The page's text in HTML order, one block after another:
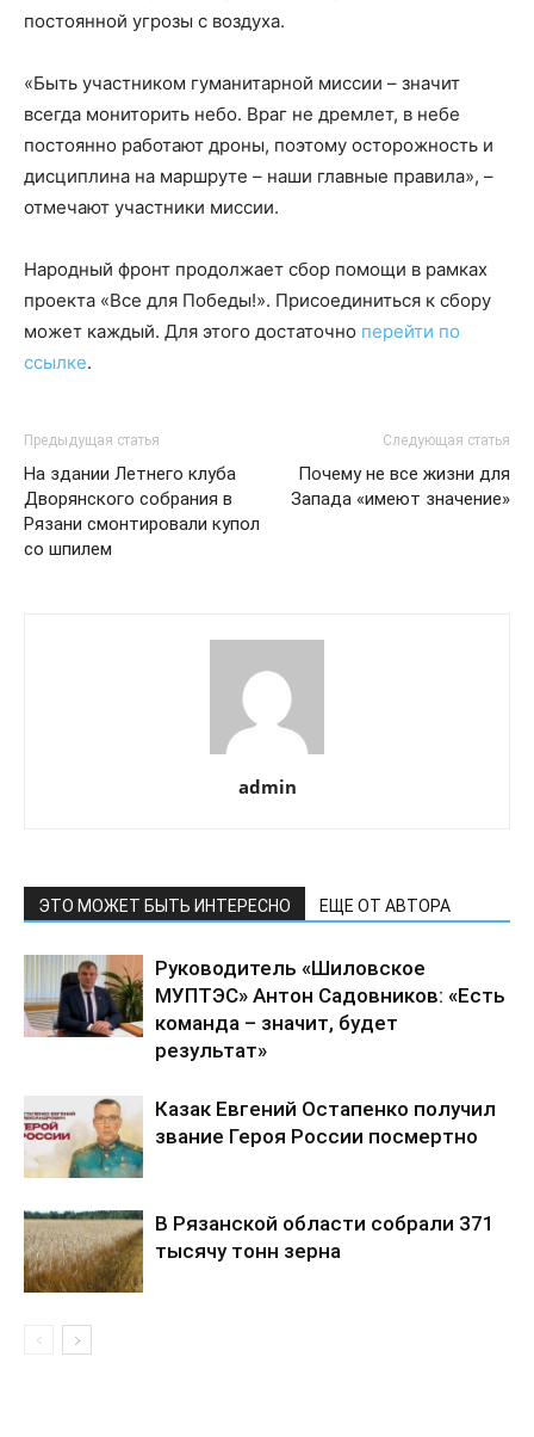
постоянной угрозы с воздуха.
«Быть участником гуманитарной миссии – значит
всегда мониторить небо. Враг не дремлет, в небе
постоянно работают дроны, поэтому осторожность и
дисциплина на маршруте – наши главные правила», –
отмечают участники миссии.
Народный фронт продолжает сбор помощи в рамках
проекта «Все для Победы!». Присоединиться к сбору
может каждый. Для этого достаточно перейти по
ссылке.
Предыдущая статья
На здании Летнего клуба
Дворянского собрания в
Рязани смонтировали купол
со шпилем
Следующая статья
Почему не все жизни для
Запада «имеют значение»
admin
ЭТО МОЖЕТ БЫТЬ ИНТЕРЕСНО ЕЩЕ ОТ АВТОРА
Руководитель «Шиловское
МУПТЭС» Антон Садовников: «Есть
команда – значит, будет
результат»
Казак Евгений Остапенко получил
звание Героя России посмертно
В Рязанской области собрали 371
тысячу тонн зерна